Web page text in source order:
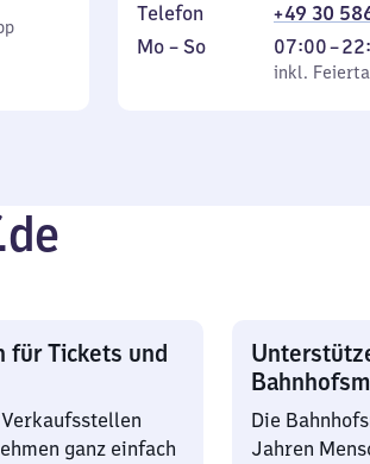
Telefon
+49 30
Montag
Mo – So,
inkl. Feiertage
07:00–
Von
7
inkl.
für Tickets und
ganz einfach
Die
Jahren